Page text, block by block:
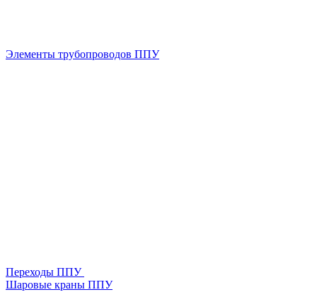
Элементы трубопроводов ППУ
Переходы ППУ
Шаровые краны ППУ